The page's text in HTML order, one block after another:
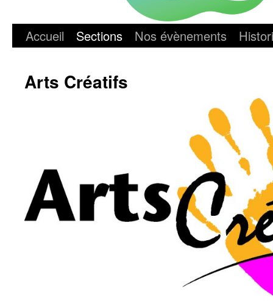
Accueil Sections Nos évènements
Arts Créatifs